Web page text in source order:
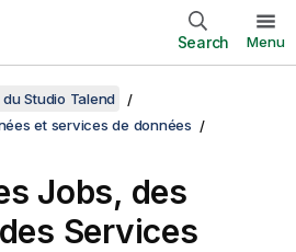
Search Menu
Studio Talend
et services de données
Jobs, des
Services